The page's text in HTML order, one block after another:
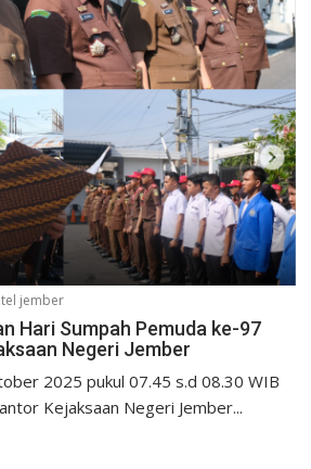
jember
Hari Sumpah Pemuda ke-97
Negeri Jember
2025 pukul 07.45 s.d 08.30 WIB
Kejaksaan Negeri Jember...